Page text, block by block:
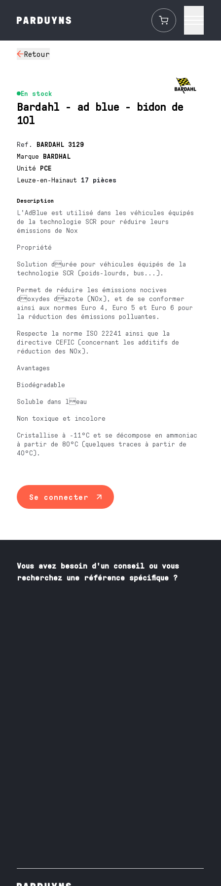
Retour
En stock
Bardahl - ad blue - bidon de
10l
Ref. BARDAHL 3129
Marque BARDHAL
Unité PCE
Leuze-en-Hainaut 17 pièces
Description
L'AdBlue est utilisé dans les véhicules équipés
de la technologie SCR pour réduire leurs
émissions de Nox
Propriété
Solution durée pour véhicules équipés de la
technologie SCR (poids-lourds, bus...).
Permet de réduire les émissions nocives
doxydes dazote (NOx), et de se conformer
ainsi aux normes Euro 4, Euro 5 et Euro 6 pour
la réduction des émissions polluantes.
Respecte la norme ISO 22241 ainsi que la
directive CEFIC (concernant les additifs de
réduction des NOx).
Avantages
Biodégradable
Soluble dans leau
Non toxique et incolore
Cristallise à -11°C et se décompose en ammoniac
à partir de 80°C (quelques traces à partir de
40°C).
Se connecter
Vous avez besoin d'un conseil ou vous
recherchez une référence spécifique ?